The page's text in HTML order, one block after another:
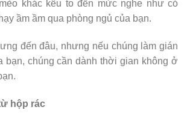
khác kêu to đến mức nghe như có
ầm ầm qua phòng ngủ của bạn.
đến đâu, nhưng nếu chúng làm gián
bạn, chúng cần dành thời gian không ở
hộp rác